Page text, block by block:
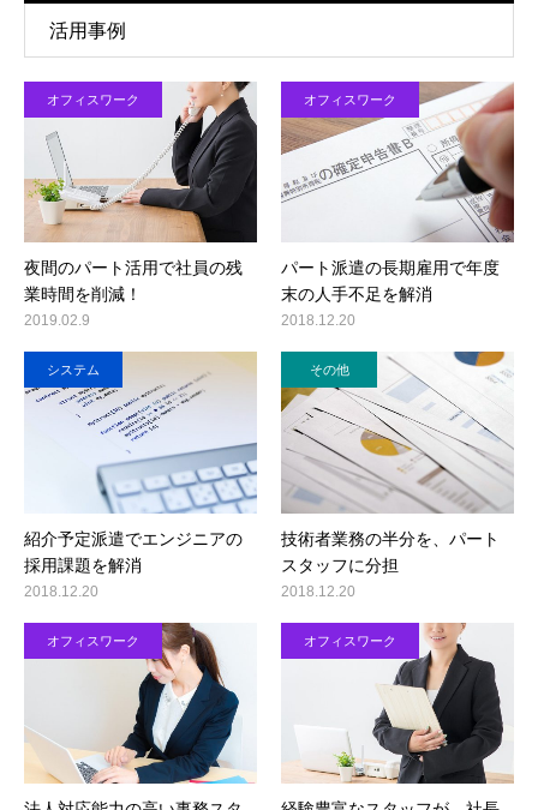
活用事例
オフィスワーク
夜間のパート活用で社員の残
業時間を削減！
2019.02.9
オフィスワーク
パート派遣の長期雇用で年度
末の人手不足を解消
2018.12.20
システム
紹介予定派遣でエンジニアの
採用課題を解消
2018.12.20
その他
技術者業務の半分を、パート
スタッフに分担
2018.12.20
オフィスワーク オフィスワーク